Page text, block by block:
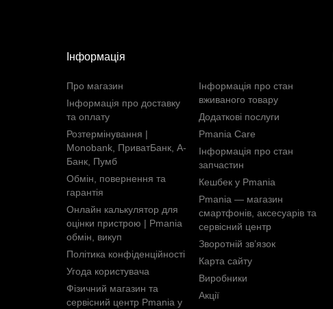
Інформація
Про магазин
Інформація про доставку
та оплату
Розтермінування |
Monobank, ПриватБанк, А-
Банк, Пумб
Обмін, повернення та
гарантія
Онлайн калькулятор для
оцінки пристрою | Pmania
обмін, викуп
Політика конфіденційності
Угода користувача
Фізичний магазин та
сервісний центр Pmania у
Інформація про стан
вживаного товару
Додаткові послуги
Pmania Care
Інформація про стан
запчастин
Кешбек у Pmania
Pmania — магазин
смартфонів, аксесуарів та
сервісний центр
Зворотній зв’язок
Карта сайту
Виробники
Акції